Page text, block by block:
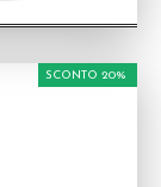
SCONTO 20%